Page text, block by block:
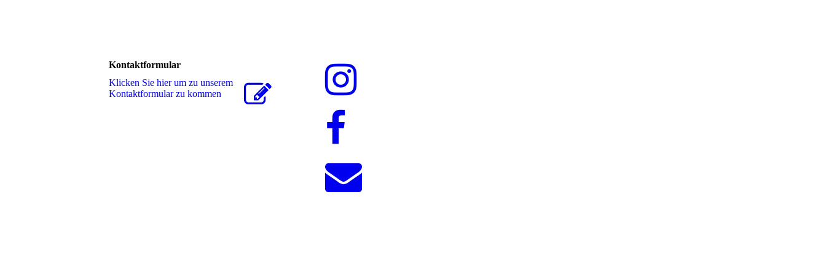
Kontaktformular
Klicken Sie hier um zu unserem
Kon­takt­for­mu­lar zu kommen